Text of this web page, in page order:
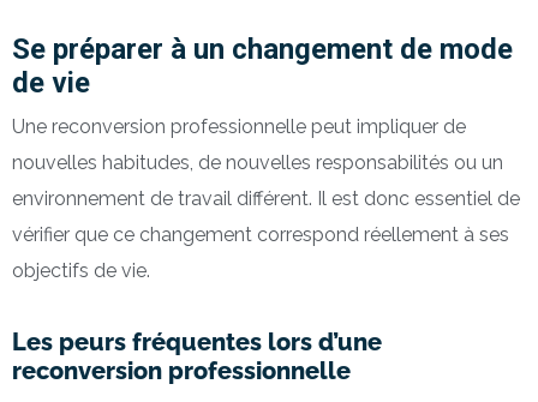
Se préparer à un changement de mode
de vie
Une reconversion professionnelle peut impliquer de
nouvelles habitudes, de nouvelles responsabilités ou un
environnement de travail différent. Il est donc essentiel de
vérifier que ce changement correspond réellement à ses
objectifs de vie.
Les peurs fréquentes lors d’une
reconversion professionnelle